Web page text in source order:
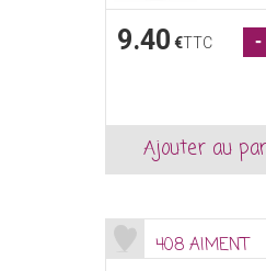
9.40 €TTC -
Ajouter au
408 AIMENT